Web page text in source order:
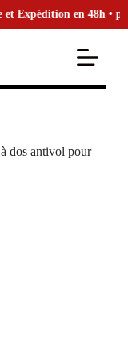
en 48h •
dos antivol pour